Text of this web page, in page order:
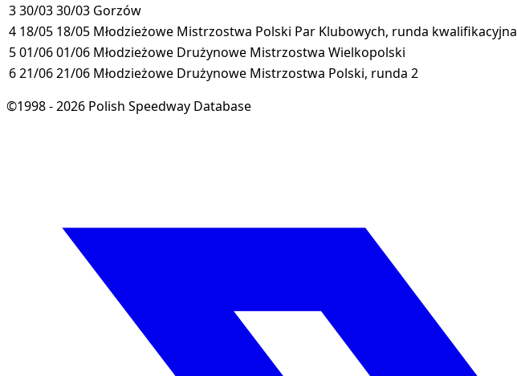
330/0330/03 Gorzów
4 18/05 18/05 Młodzieżowe Mistrzostwa Polski Par Klubowych, runda kwalifikacyjna
501/0601/06 Młodzieżowe Drużynowe Mistrzostwa Wielkopolski
621/0621/06 Młodzieżowe Drużynowe Mistrzostwa Polski, runda 2
©1998 - 2026 Polish Speedway Database